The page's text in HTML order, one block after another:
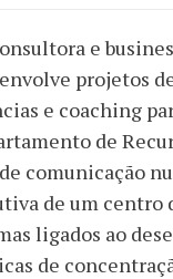
e
projetos
e coaching
de
comunicação
de um centro
ligados ao
de